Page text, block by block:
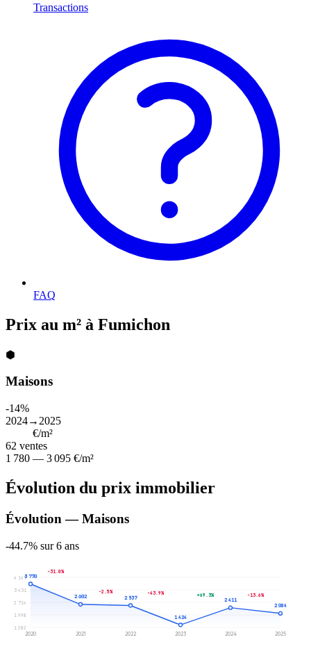
Transactions
FAQ
Prix au m² à Fumichon
⬢
Maisons
-14%
2024→2025
€/m²
62 ventes
1 780 — 3 095 €/m²
Évolution du prix immobilier
Évolution — Maisons
-44.7% sur 6 ans
1 282
1 998
2 714
3 431
4 1473 770
2020
2 602
2021
2 537
2022
1 424
2023
2 411
2024
2 084
2025
-31.0%
-2.5% -43.9% +69.3% -13.6%